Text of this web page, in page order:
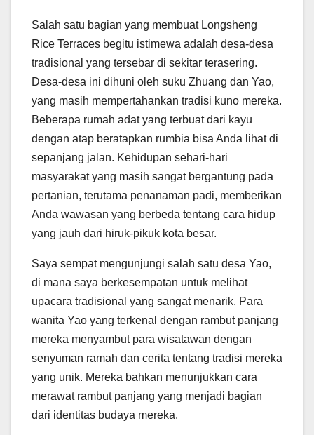
Salah satu bagian yang membuat Longsheng
Rice Terraces begitu istimewa adalah desa-desa
tradisional yang tersebar di sekitar terasering.
Desa-desa ini dihuni oleh suku Zhuang dan Yao,
yang masih mempertahankan tradisi kuno mereka.
Beberapa rumah adat yang terbuat dari kayu
dengan atap beratapkan rumbia bisa Anda lihat di
sepanjang jalan. Kehidupan sehari-hari
masyarakat yang masih sangat bergantung pada
pertanian, terutama penanaman padi, memberikan
Anda wawasan yang berbeda tentang cara hidup
yang jauh dari hiruk-pikuk kota besar.
Saya sempat mengunjungi salah satu desa Yao,
di mana saya berkesempatan untuk melihat
upacara tradisional yang sangat menarik. Para
wanita Yao yang terkenal dengan rambut panjang
mereka menyambut para wisatawan dengan
senyuman ramah dan cerita tentang tradisi mereka
yang unik. Mereka bahkan menunjukkan cara
merawat rambut panjang yang menjadi bagian
dari identitas budaya mereka.